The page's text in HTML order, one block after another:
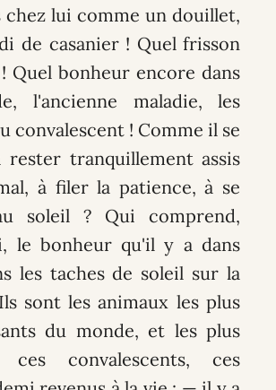
chez lui comme un douillet,
de casanier ! Quel frisson
Quel bonheur encore dans
l'ancienne maladie, les
convalescent ! Comme il se
rester tranquillement assis
à filer la patience, à se
soleil ? Qui comprend,
le bonheur qu'il y a dans
les taches de soleil sur la
sont les animaux les plus
du monde, et les plus
ces convalescents, ces